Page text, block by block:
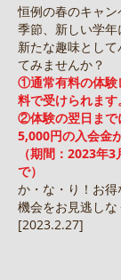
恒例の春のキャ
季節、新しい学年
新たな趣味とし
てみませんか？
①通常有料の体験
料で受けられます。
②体験の翌日まで
5,000円の入会金
（期間：2023年3
で）
か・な・り！お
機会をお見逃しな
[2023.2.27]